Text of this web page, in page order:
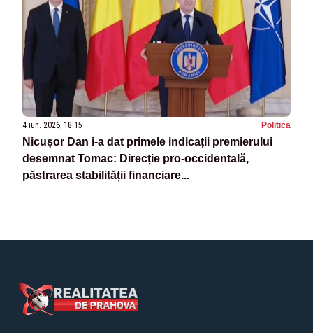
4 iun. 2026, 18:15 Politica
Nicușor Dan i-a dat primele indicații premierului
desemnat Tomac: Direcție pro-occidentală,
păstrarea stabilității financiare...